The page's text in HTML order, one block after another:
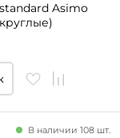
Asimo
В наличии 108 шт.